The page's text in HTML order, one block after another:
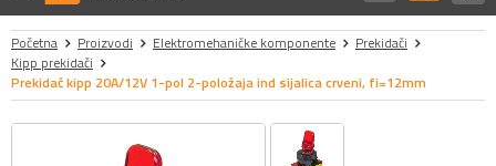
Početna Proizvodi Elektromehaničke komponente
Prekidači
Kipp prekidači
Prekidač kipp 20A/12V 1-pol 2-položaja ind sijalica crveni, fi=12mm